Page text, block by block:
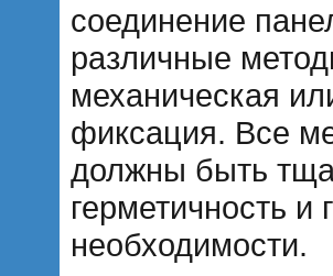
соединение
различные
механическая
фиксация. Все
должны быть
герметичность и
необходимости.